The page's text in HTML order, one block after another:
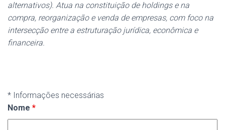
alternativos). Atua na constituição de holdings e na
compra, reorganização e venda de empresas, com foco na
intersecção entre a estruturação jurídica, econômica e
financeira.
* Informações necessárias
Nome *